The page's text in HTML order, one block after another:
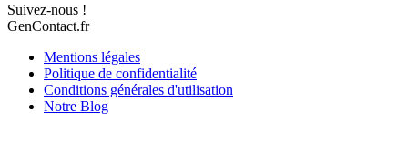
Suivez-nous !
GenContact.fr
Mentions légales
Politique de confidentialité
Conditions générales d'utilisation
Notre Blog